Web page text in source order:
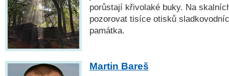
porůstají křivolaké buky. Na
pozorovat tisíce otisků
památka.
Martin Bareš